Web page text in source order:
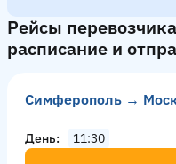
Рейсы
расписание и
Симферополь →
День
11:30